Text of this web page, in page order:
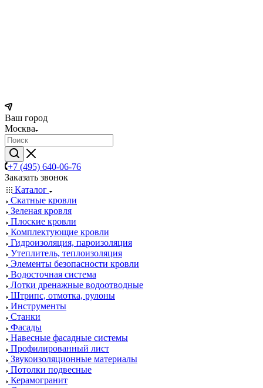
Ваш город
Москва
+7 (495) 640-06-76
Заказать звонок
Каталог
Скатные кровли
Зеленая кровля
Плоские кровли
Комплектующие кровли
Гидроизоляция, пароизоляция
Утеплитель, теплоизоляция
Элементы безопасности кровли
Водосточная система
Лотки дренажные водоотводные
Штрипс, отмотка, рулоны
Инструменты
Станки
Фасады
Навесные фасадные системы
Профилированный лист
Звукоизоляционные материалы
Потолки подвесные
Керамогранит